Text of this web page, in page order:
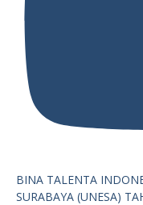
BINA TALENTA
SURABAYA (UNESA)